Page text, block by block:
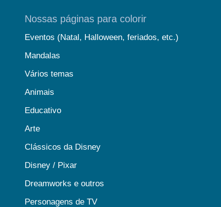
Nossas páginas para colorir
Eventos (Natal, Halloween, feriados, etc.)
Mandalas
Vários temas
Animais
Educativo
Arte
Clássicos da Disney
Disney / Pixar
Dreamworks e outros
Personagens de TV